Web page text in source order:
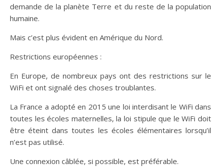
demande de la planète Terre et du reste de la population
humaine.
Mais c’est plus évident en Amérique du Nord.
Restrictions européennes :
En Europe, de nombreux pays ont des restrictions sur le
WiFi et ont signalé des choses troublantes.
La France a adopté en 2015 une loi interdisant le WiFi dans
toutes les écoles maternelles, la loi stipule que le WiFi doit
être éteint dans toutes les écoles élémentaires lorsqu’il
n’est pas utilisé.
Une connexion câblée, si possible, est préférable.